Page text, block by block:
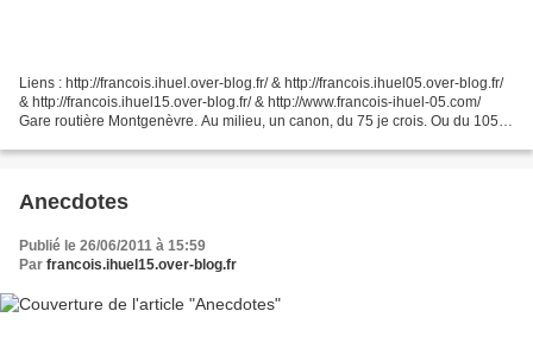
Liens : http://francois.ihuel.over-blog.fr/ & http://francois.ihuel05.over-blog.fr/
& http://francois.ihuel15.over-blog.fr/ & http://www.francois-ihuel-05.com/
Gare routière Montgenèvre. Au milieu, un canon, du 75 je crois. Ou du 105.
Anecdotes
Publié le 26/06/2011 à 15:59
Par francois.ihuel15.over-blog.fr